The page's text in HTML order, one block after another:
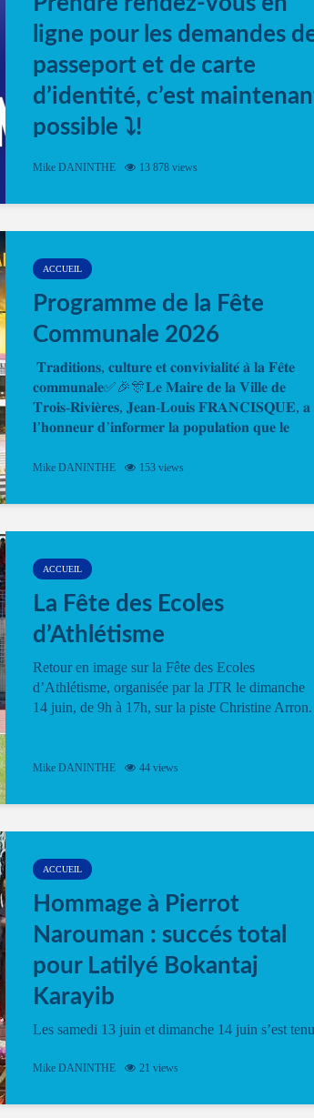
ligne pour les demandes
passeport et de carte
d’identité, c’est
possible ⤵️!
Désormais, il est possible de prendre rendez-
Mike DANINTHE 13 878 views
ACCUEIL
Programme de la Fête
Communale 2026
𝐓𝐫𝐚𝐝𝐢𝐭𝐢𝐨𝐧𝐬, 𝐜𝐮𝐥𝐭𝐮𝐫𝐞 𝐞𝐭 𝐜𝐨𝐧𝐯𝐢𝐯𝐢𝐚𝐥𝐢𝐭𝐞́ 𝐚̀ 𝐥𝐚 𝐅𝐞̂𝐭𝐞
𝐜𝐨𝐦𝐦𝐮𝐧𝐚𝐥𝐞✅🎉🎊𝐋𝐞 𝐌𝐚𝐢𝐫𝐞 𝐝𝐞 𝐥𝐚 𝐕𝐢𝐥𝐥𝐞 𝐝𝐞
𝐓𝐫𝐨𝐢𝐬-𝐑𝐢𝐯𝐢𝐞̀𝐫𝐞𝐬, 𝐉𝐞𝐚𝐧-𝐋𝐨𝐮𝐢𝐬 𝐅𝐑𝐀𝐍𝐂𝐈𝐒𝐐𝐔𝐄, 𝐚
𝐥’𝐡𝐨𝐧𝐧𝐞𝐮𝐫 𝐝’𝐢𝐧𝐟𝐨𝐫𝐦𝐞𝐫 𝐥𝐚 𝐩𝐨𝐩𝐮𝐥𝐚𝐭𝐢𝐨𝐧 𝐪𝐮𝐞 𝐥𝐞
Mike DANINTHE 153 views
ACCUEIL
La Fête des Ecoles
d’Athlétisme
Retour en image sur la Fête des Ecoles
d’Athlétisme, organisée par la JTR le dimanche
14 juin, de 9h à 17h, sur la piste Christine Arron.
Mike DANINTHE 44 views
ACCUEIL
Hommage à Pierrot
Narouman : succés total
pour Latilyé Bokantaj
Karayib
Les samedi 13 juin et dimanche 14 juin s’est tenu
vibrant à Pierrot Narouman, organisé par
spectacle de fin d’année, présenté à la salle...
Mike DANINTHE 21 views